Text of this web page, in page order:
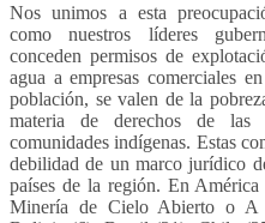
Nos unimos a esta
como nuestros líderes
conceden permisos de
agua a empresas comerciales
población, se valen de la
materia de derechos de las
comunidades indígenas. Estas
debilidad de un marco jurídico
países de la región. En
Minería de Cielo Abierto o A